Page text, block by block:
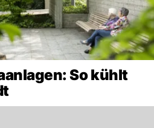
So kühlt